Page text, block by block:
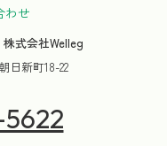
わせ
式会社Welleg
日新町18-22